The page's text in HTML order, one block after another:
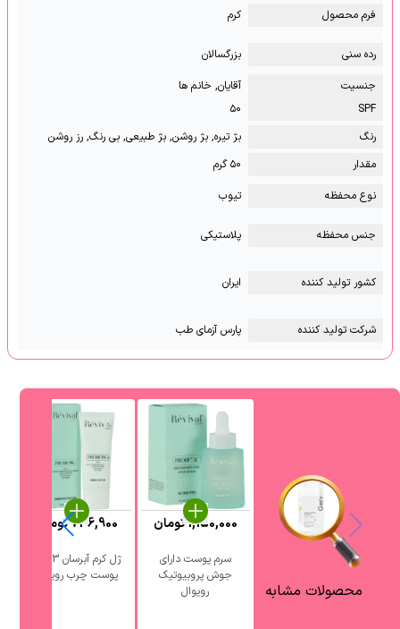
فرم محصول کرم
رده سنی
بزرگسالان
جنسیت
آقایان, خانم ها
SPF
۵۰
رنگ
بژ تیره, بژ روشن, بژ طبیعی, بی رنگ, رز روشن
مقدار
۵۰ گرم
نوع محفظه
تیوب
جنس محفظه پلاستیکی
کشور تولید کننده ایران
شرکت تولید کننده پارس آزمای طب
محصولات مشابه
سرم پوست دارای
جوش پروبیوتیک
رویوال
1,150,000تومان
پوست چرب رویوال
736,900تومان